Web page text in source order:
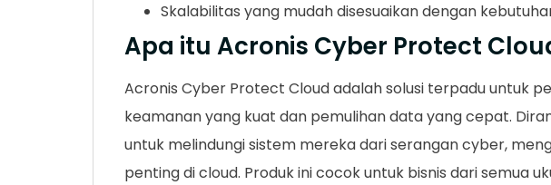
Skalabilitas yang mudah disesuaikan dengan
Apa itu Acronis Cyber Protect
Acronis Cyber Protect Cloud adalah solusi terpadu untuk
keamanan yang kuat dan pemulihan data yang cepat.
untuk melindungi sistem mereka dari serangan cyber,
penting di cloud. Produk ini cocok untuk bisnis dari semua